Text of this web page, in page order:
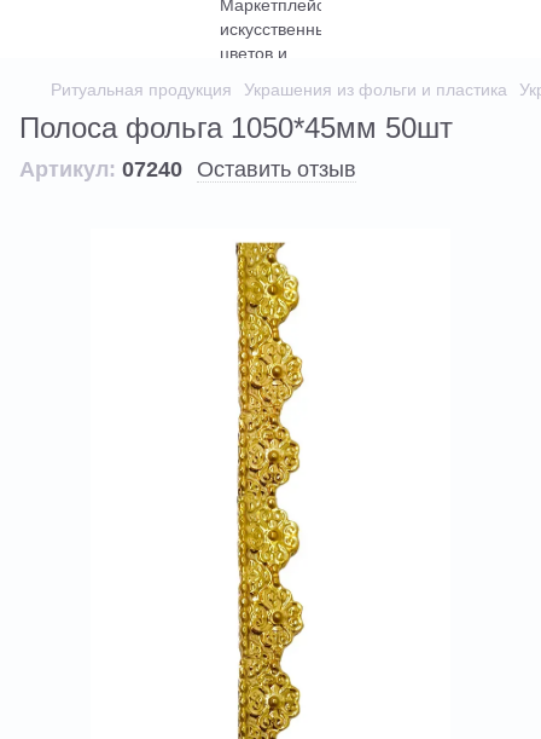
Ритуальная продукция Украшения из фольги и пластика
Полоса фольга 1050*45мм 50шт
Артикул: 07240 Оставить отзыв